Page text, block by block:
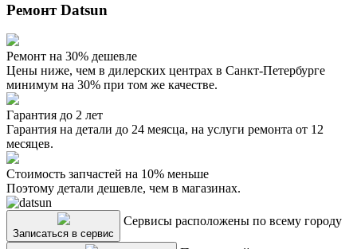
Ремонт Datsun
Ремонт на 30% дешевле
Цены ниже, чем в дилерских центрах в Санкт-Петербурге
минимум на 30% при том же качестве.
Гарантия до 2 лет
Гарантия на детали до 24 меясца, на услуги ремонта от 12
месяцев.
Стоимость запчастей на 10% меньше
Поэтому детали дешевле, чем в магазинах.
Записаться в сервис
Сервисы расположены по всему городу